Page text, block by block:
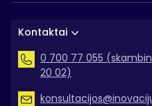
Kontaktai
0 700 77 055
20 02)